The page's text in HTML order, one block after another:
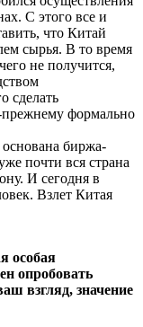
С этого все и
что Китай
сырья. В то время
не получится,
сделать
прежнему формально
основана биржа-
почти вся страна
И сегодня в
Взлет Китая
особая
опробовать
взгляд, значение